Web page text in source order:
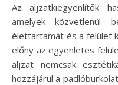
Az aljzatkiegyenlítők
amelyek közvetlenül
élettartamát és a felület
előny az egyenletes
aljzat nemcsak
hozzájárul a